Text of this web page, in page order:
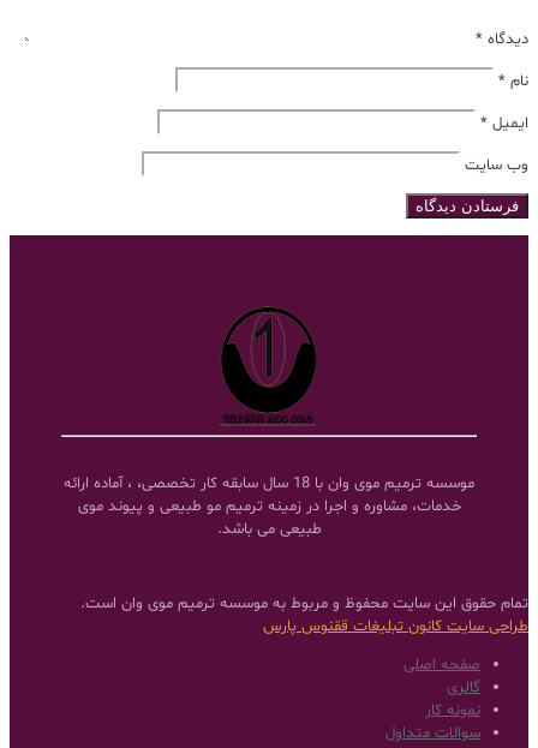
دیدگاه *
نام *
ایمیل *
وب‌ سایت
موسسه ترمیم موی وان با 18 سال سابقه کار تخصصی، ، آماده ارائه
خدمات، مشاوره و اجرا در زمینه ترمیم مو طبیعی و پیوند موی
طبیعی می باشد.
تمام حقوق این سایت محفوظ و مربوط به موسسه ترمیم موی وان است.
طراحی سایتکانون تبلیغات ققنوس پارس
صفحه اصلی
گالری
نمونه کار
سوالات متداول